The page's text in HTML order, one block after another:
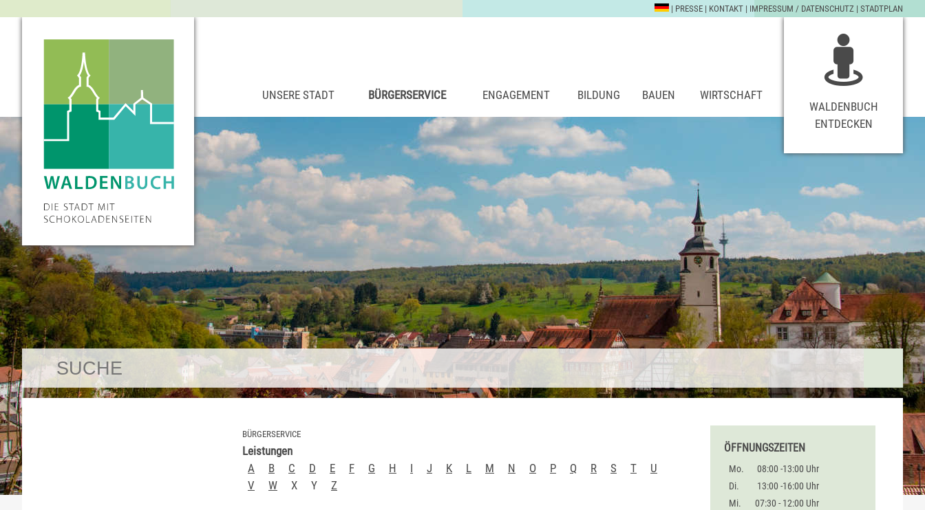
| PRESSE | KONTAKT | IMPRESSUM / DATENSCHUTZ | STADTPLAN
UNSERE STADT BÜRGERSERVICE ENGAGEMENT BILDUNG BAUEN
WIRTSCHAFT
WALDENBUCH
ENTDECKEN
BÜRGERSERVICE
Leistungen
A
B C D E F G H I J K L M N O P Q R S T
U
V
W X Y Z
ÖFFNUNGSZEITEN
Mo.
08:00 -13:00 Uhr
Di.
13:00 -16:00 Uhr
Mi.
07:30 - 12:00 Uhr